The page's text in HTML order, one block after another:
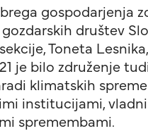
gospodarjenja
društev
Toneta
je bilo združenje
klimatskih
institucijami,
spremembami.